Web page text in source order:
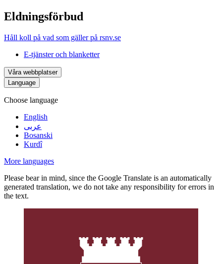
Eldningsförbud
Håll koll på vad som gäller på rsnv.se
E-tjänster och blanketter
Våra webbplatser
Language
Choose language
English
عربى
Bosanski
Kurdî
More languages
Please bear in mind, since the Google Translate is an automatically
generated translation, we do not take any responsibility for errors in
the text.